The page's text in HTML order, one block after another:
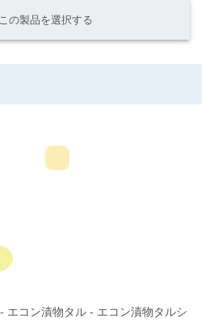
この製品を選択する
エコン漬物タル - エコン漬物タルシ